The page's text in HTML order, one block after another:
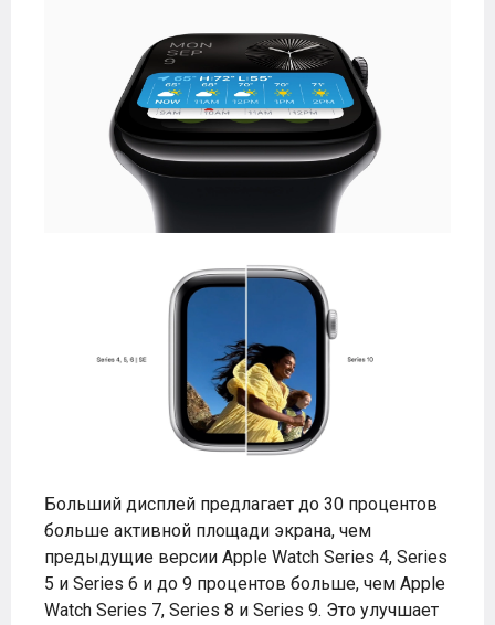
Больший дисплей предлагает до 30 процентов
больше активной площади экрана, чем
предыдущие версии Apple Watch Series 4, Series
5 и Series 6 и до 9 процентов больше, чем Apple
Watch Series 7, Series 8 и Series 9. Это улучшает